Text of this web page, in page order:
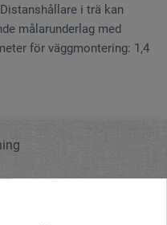
i trä kan
målarunderlag med
för väggmontering: 1,4